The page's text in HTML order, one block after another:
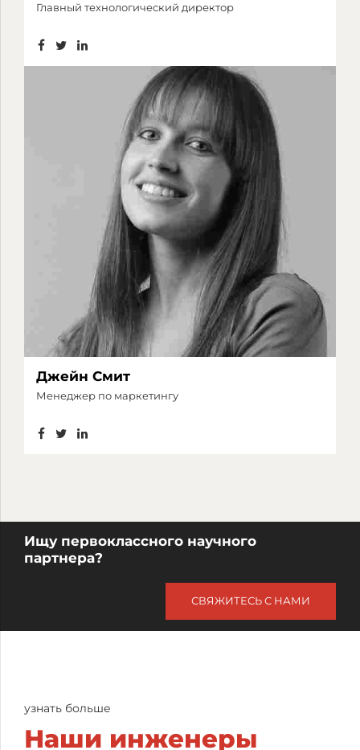
Главный технологический директор
Джейн Смит
Менеджер по маркетингу
Ищу первоклассного научного
партнера?
СВЯЖИТЕСЬ С НАМИ
узнать больше
Наши инженеры